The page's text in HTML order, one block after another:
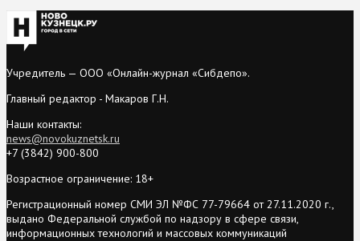
Учредитель — ООО «Онлайн-журнал «Сибдепо».
Главный редактор - Макаров Г.Н.
Наши контакты:
news@novokuznetsk.ru
+7 (3842) 900-800
Возрастное ограничение: 18+
Регистрационный номер СМИ ЭЛ №ФС 77-79664 от 27.11.2020 г.,
выдано Федеральной службой по надзору в сфере связи,
информационных технологий и массовых коммуникаций